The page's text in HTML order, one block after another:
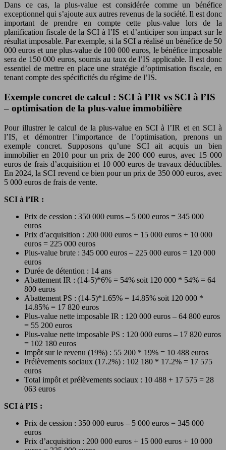
Dans ce cas, la plus-value est considérée comme un bénéfice
exceptionnel qui s’ajoute aux autres revenus de la société. Il est donc
important de prendre en compte cette plus-value lors de la
planification fiscale de la SCI à l’IS et d’anticiper son impact sur le
résultat imposable. Par exemple, si la SCI a réalisé un bénéfice de 50
000 euros et une plus-value de 100 000 euros, le bénéfice imposable
sera de 150 000 euros, soumis au taux de l’IS applicable. Il est donc
essentiel de mettre en place une stratégie d’optimisation fiscale, en
tenant compte des spécificités du régime de l’IS.
Exemple concret de calcul : SCI à l’IR vs SCI à l’IS
– optimisation de la plus-value immobilière
Pour illustrer le calcul de la plus-value en SCI à l’IR et en SCI à
l’IS, et démontrer l’importance de l’optimisation, prenons un
exemple concret. Supposons qu’une SCI ait acquis un bien
immobilier en 2010 pour un prix de 200 000 euros, avec 15 000
euros de frais d’acquisition et 10 000 euros de travaux déductibles.
En 2024, la SCI revend ce bien pour un prix de 350 000 euros, avec
5 000 euros de frais de vente.
SCI à l’IR :
Prix de cession : 350 000 euros – 5 000 euros = 345 000
euros
Prix d’acquisition : 200 000 euros + 15 000 euros + 10 000
euros = 225 000 euros
Plus-value brute : 345 000 euros – 225 000 euros = 120 000
euros
Durée de détention : 14 ans
Abattement IR : (14-5)*6% = 54% soit 120 000 * 54% = 64
800 euros
Abattement PS : (14-5)*1.65% = 14.85% soit 120 000 *
14.85% = 17 820 euros
Plus-value nette imposable IR : 120 000 euros – 64 800 euros
= 55 200 euros
Plus-value nette imposable PS : 120 000 euros – 17 820 euros
= 102 180 euros
Impôt sur le revenu (19%) : 55 200 * 19% = 10 488 euros
Prélèvements sociaux (17.2%) : 102 180 * 17.2% = 17 575
euros
Total impôt et prélèvements sociaux : 10 488 + 17 575 = 28
063 euros
SCI à l’IS :
Prix de cession : 350 000 euros – 5 000 euros = 345 000
euros
Prix d’acquisition : 200 000 euros + 15 000 euros + 10 000